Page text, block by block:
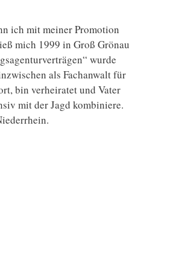
ich mit meiner Promotion
mich 1999 in Groß Grönau
wurde
als Fachanwalt für
bin verheiratet und Vater
mit der Jagd kombiniere.